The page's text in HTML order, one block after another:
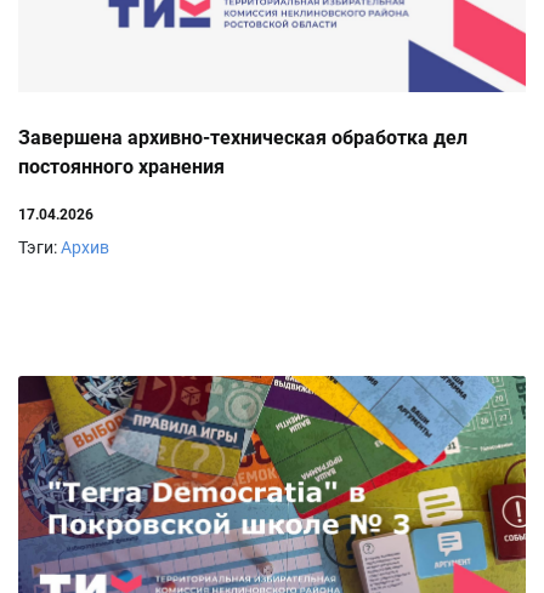
Завершена архивно-техническая обработка дел
постоянного хранения
17.04.2026
Тэги:Архив